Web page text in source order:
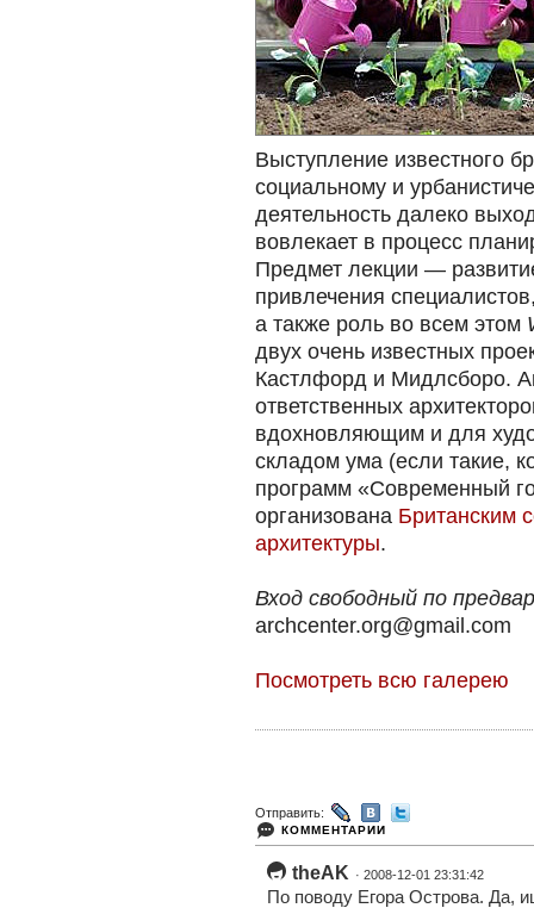
Выступление известного
социальному и
деятельность далеко
вовлекает в процесс
Предмет лекции —
привлечения
а также роль во всем этом
двух очень известных
Кастлфорд и Мидлсборо.
ответственных
вдохновляющим и для
складом ума (если такие,
программ «Современный
организована Британским
архитектуры.
Вход свободный по
archcenter.org@gmail.com
Посмотреть всю галерею
Отправить:
КОММЕНТАРИИ
theAK · 2008-12-01 23:31:42
По поводу Егора Острова. Да,